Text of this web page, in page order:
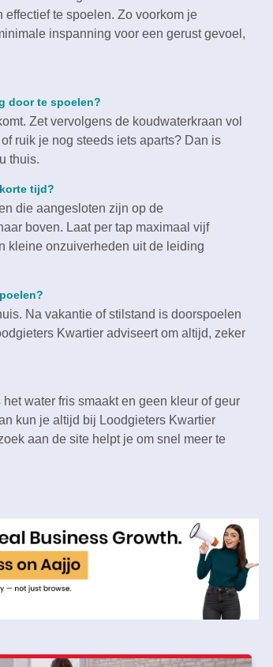
te spoelen.​ Zo voorkom je
inspanning voor een gerust gevoel,
door te spoelen?
Zet vervolgens de koudwaterkraan vol
ruik je nog steeds iets aparts? Dan is
thuis.​
tijd?
die aangesloten zijn op de
boven.​ Laat per tap maximaal vijf
kleine onzuiverheden uit de leiding
Na vakantie of stilstand is doorspoelen
Kwartier adviseert om altijd, zeker
water fris smaakt en geen kleur of geur
kun je altijd bij Loodgieters Kwartier
aan de site helpt je om snel meer te